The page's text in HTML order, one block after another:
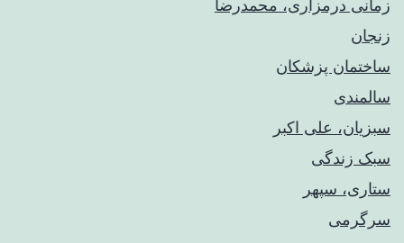
زمانی درمزاری، محمدرضا
زنجان
ساختمان پزشکان
سالمندی
سبزیان، علی اکبر
سبک زندگی
ستاری، سپهر
سرگرمی